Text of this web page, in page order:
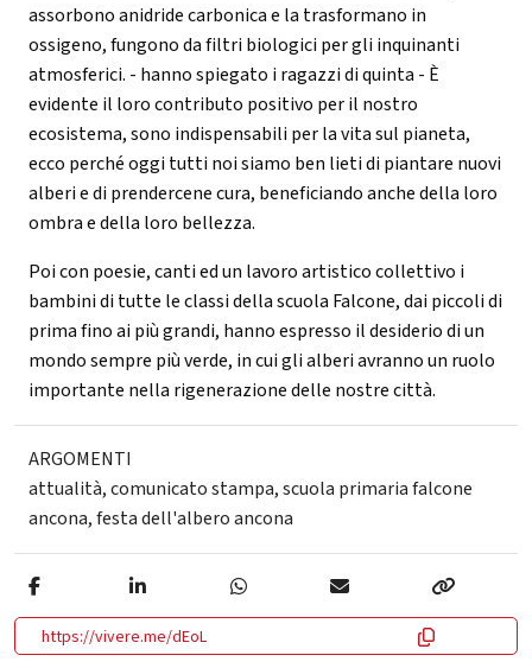
assorbono anidride carbonica e la trasformano in
ossigeno, fungono da filtri biologici per gli inquinanti
atmosferici. - hanno spiegato i ragazzi di quinta - È
evidente il loro contributo positivo per il nostro
ecosistema, sono indispensabili per la vita sul pianeta,
ecco perché oggi tutti noi siamo ben lieti di piantare nuovi
alberi e di prendercene cura, beneficiando anche della loro
ombra e della loro bellezza.
Poi con poesie, canti ed un lavoro artistico collettivo i
bambini di tutte le classi della scuola Falcone, dai piccoli di
prima fino ai più grandi, hanno espresso il desiderio di un
mondo sempre più verde, in cuigli alberi avranno un ruolo
importante nella rigenerazione delle nostre città.
ARGOMENTI
attualità,comunicato stampa,scuola primaria falcone
ancona,festa dell'albero ancona
https://vivere.me/dEoL